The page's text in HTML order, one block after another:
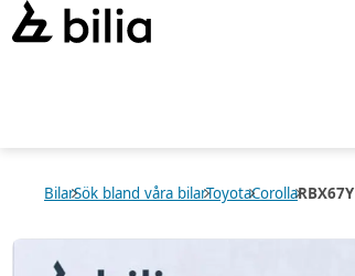
BilarSök bland våra bilarToyotaCorollaRBX67Y